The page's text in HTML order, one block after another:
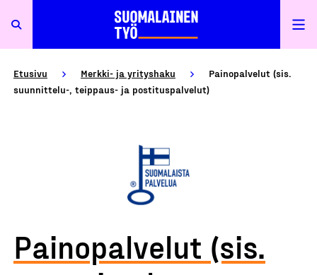
Etusivu Merkki- ja yrityshaku
Painopalvelut (sis.
suunnittelu-, teippaus- ja postituspalvelut)
Painopalvelut (sis.